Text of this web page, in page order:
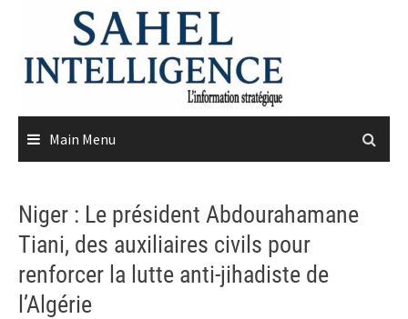
content
Main Menu
Niger : Le président Abdourahamane
Tiani, des auxiliaires civils pour
renforcer la lutte anti-jihadiste de
l’Algérie